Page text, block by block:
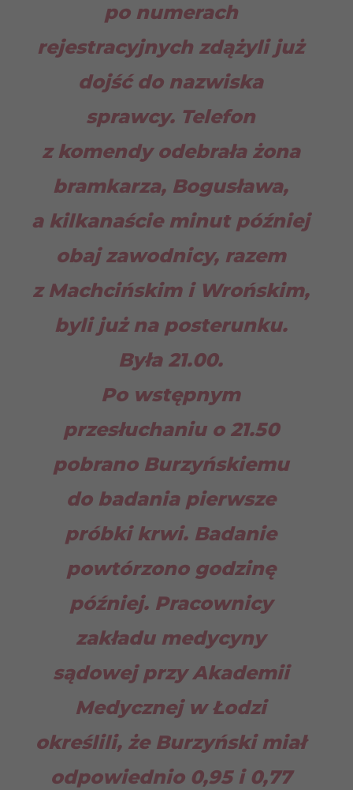
po numerach
rejestracyjnych zdążyli już
dojść do nazwiska
sprawcy. Telefon
z komendy odebrała żona
bramkarza, Bogusława,
a kilkanaście minut później
obaj zawodnicy, razem
z Machcińskim i Wrońskim,
byli już na posterunku.
Była 21.00.
Po wstępnym
przesłuchaniu o 21.50
pobrano Burzyńskiemu
do badania pierwsze
próbki krwi. Badanie
powtórzono godzinę
później. Pracownicy
zakładu medycyny
sądowej przy Akademii
Medycznej w Łodzi
określili, że Burzyński miał
odpowiednio 0,95 i 0,77